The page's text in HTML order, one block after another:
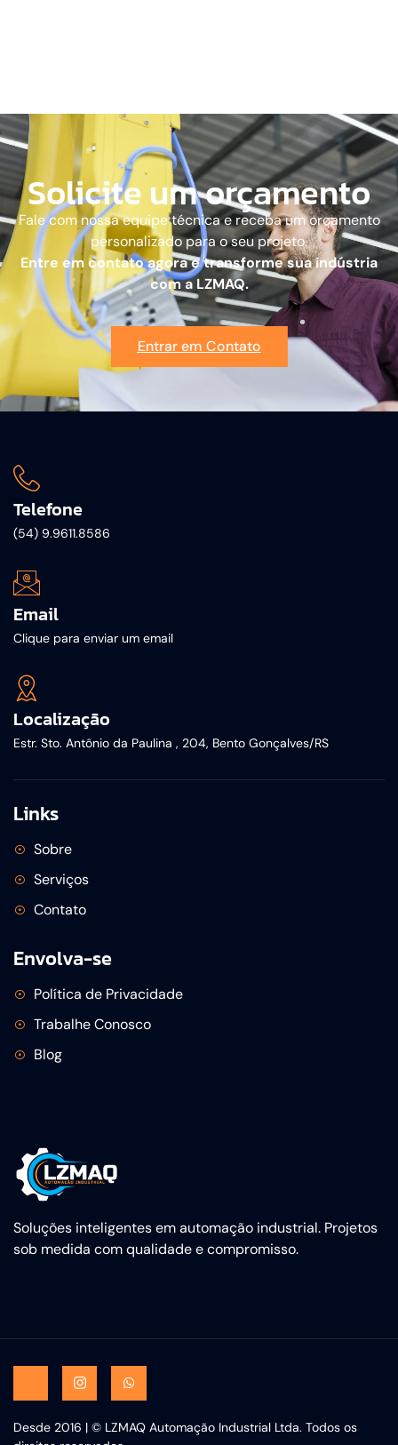
Solicite um orçamento
Fale com nossa equipe técnica e receba um orçamento
personalizado para o seu projeto.
Entre em contato agora e transforme sua indústria
com a LZMAQ.
Entrar em Contato
Soluções inteligentes em automação industrial. Projetos
sob medida com qualidade e compromisso.
Telefone
(54) 9.9611.8586
Email
Clique para enviar um email
Localização
Estr. Sto. Antônio da Paulina , 204, Bento Gonçalves/RS
Links
Sobre
Serviços
Contato
Envolva-se
Política de Privacidade
Trabalhe Conosco
Blog
Desde 2016 | © LZMAQ Automação Industrial Ltda. Todos os